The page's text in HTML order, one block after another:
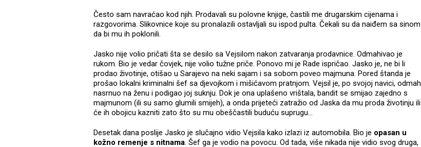
Često sam navraćao kod njih. Prodavali su polovne knjige, častili me drugarskim cijenama i
razgovorima. Slikovnice koje su pronalazili ostavljali su ispod pulta. Čekali su da naiđem sa sinom
da bi mu ih poklonili.
Jasko nije volio pričati šta se desilo sa Vejsilom nakon zatvaranja prodavnice. Odmahivao je
rukom. Bio je vedar čovjek, nije volio tužne priče. Ponovo mi je Rade ispričao. Jasko je, ne bi li
prodao životinje, otišao u Sarajevo na neki sajam i sa sobom poveo majmuna. Pored štanda je
prošao lokalni kriminalni šef sa djevojkom i mišićavom pratnjom. Vejsil je, po svojoj navici, odmah
nasrnuo na ženu i podigao joj suknju. Dok je ona uplašeno vrištala, bandit se smijao zajedno s
majmunom (ili su samo glumili smijeh), a onda prijeteći zatražio od Jaska da mu proda životinju ili
će ih obojicu kazniti zato što su mu obeščastili buduću suprugu...
Desetak dana poslije Jasko je slučajno vidio Vejsila kako izlazi iz automobila. Bio je opasan u
kožno remenje s nitnama. Šef ga je vodio na povocu. Od tada, više nikada nije vidio svog druga,